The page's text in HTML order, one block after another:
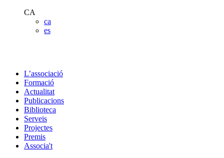
CA
ca
es
L’associació
Formació
Actualitat
Publicacions
Biblioteca
Serveis
Projectes
Premis
Associa't